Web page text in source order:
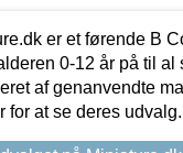
er et førende B
0-12 år på til
af genanvendte
for at se deres udvalg.